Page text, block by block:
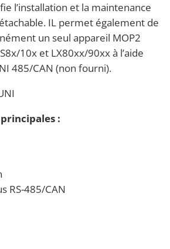
l’installation et la maintenance
IL permet également de
un seul appareil MOP2
10x et LX80xx/90xx à l’aide
485/CAN (non fourni).
:
RS-485/CAN